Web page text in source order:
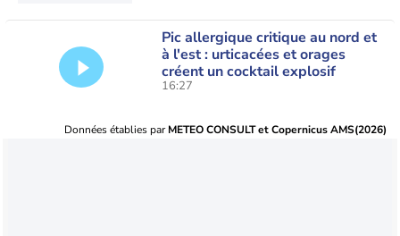
Pic allergique critique au nord et
à l'est : urticacées et orages
créent un cocktail explosif
16:27
Données établies parMETEO CONSULT et Copernicus AMS(2026)